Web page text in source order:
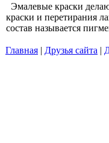
Эмалевые краски
краски и перетирания
состав называется
Главная | Друзья сайта |